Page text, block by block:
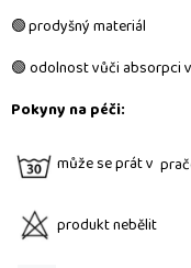
🟢 prodyšný materiál
🟢 odolnost vůči absorpci
Pokyny na péči:
může se prát v pra
produkt nebělit